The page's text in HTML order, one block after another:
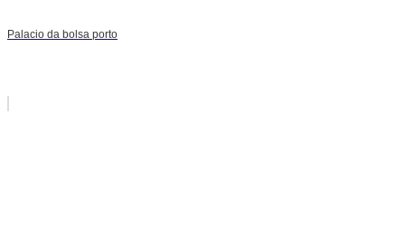
Palacio da bolsa porto